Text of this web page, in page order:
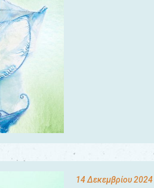
14 Δεκεμβρίου 2024